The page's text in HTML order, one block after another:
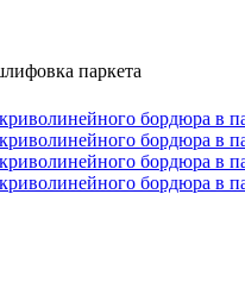
паркета